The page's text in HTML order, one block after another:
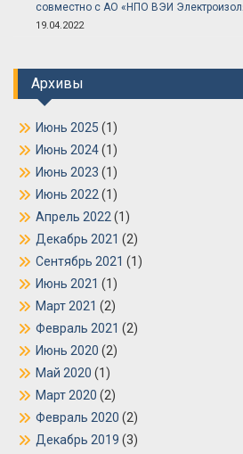
совместно с АО «НПО ВЭИ
19.04.2022
Архивы
Июнь 2025 (1)
Июнь 2024(1)
Июнь 2023 (1)
Июнь 2022 (1)
Апрель 2022 (1)
Декабрь 2021 (2)
Сентябрь 2021 (1)
Июнь 2021 (1)
Март 2021 (2)
Февраль 2021 (2)
Июнь 2020 (2)
Май 2020 (1)
Март 2020 (2)
Февраль 2020 (2)
Декабрь 2019 (3)